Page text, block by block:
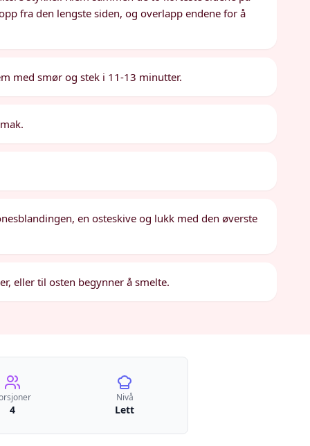
fra den lengste siden, og overlapp endene for å
med smør og stek i 11-13 minutter.
en osteskive og lukk med den øverste
eller til osten begynner å smelte.
4
Nivå
Lett